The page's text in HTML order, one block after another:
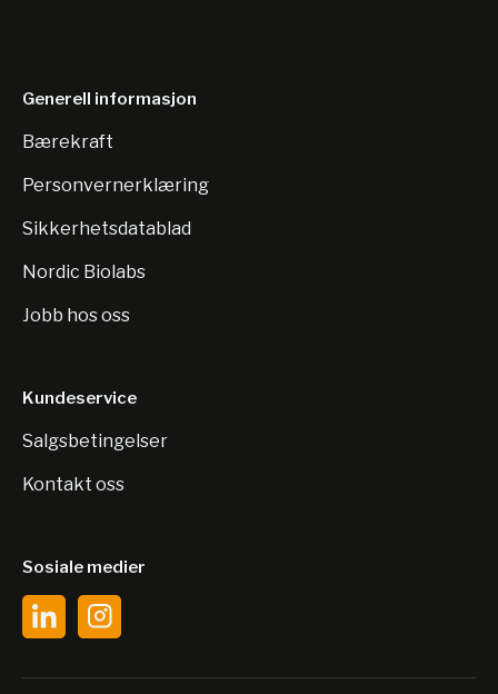
Generell informasjon
Bærekraft
Personvernerklæring
Sikkerhetsdatablad
Nordic Biolabs
Jobb hos oss
Kundeservice
Salgsbetingelser
Kontakt oss
Sosiale medier